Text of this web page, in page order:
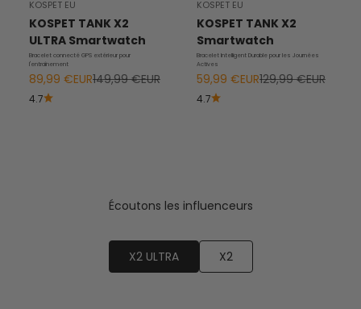
KOSPET EU
KOSPET TANK X2
ULTRA Smartwatch
Bracelet connecté GPS extérieur pour
l'entraînement
Prix de vente
89,99 €EURPrix régulier
149,99 €EUR
4.7
KOSPET EU
KOSPET TANK X2
Smartwatch
Bracelet Intelligent Durable pour les Journées
Actives
Prix de vente
59,99 €EURPrix régulier
129,99 €EUR
4.7
Écoutons les influenceurs
X2 ULTRA X2